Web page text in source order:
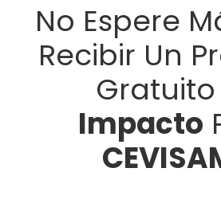
No Espere
Recibir Un
Gratuito
Impacto